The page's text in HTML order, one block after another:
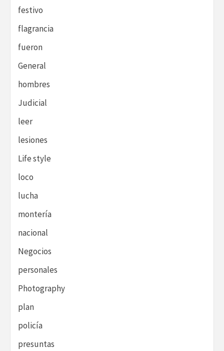
festivo
flagrancia
fueron
General
hombres
Judicial
leer
lesiones
Life style
loco
lucha
montería
nacional
Negocios
personales
Photography
plan
policía
presuntas